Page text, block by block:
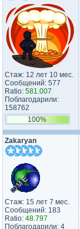
Стаж: 12 лет 10 мес.
Сообщений: 577
Ratio: 581.007
Поблагодарили:
158762
100%
Zakaryan
Стаж: 15 лет 7 мес.
Сообщений: 183
Ratio: 48.797
Поблагодарили: 4